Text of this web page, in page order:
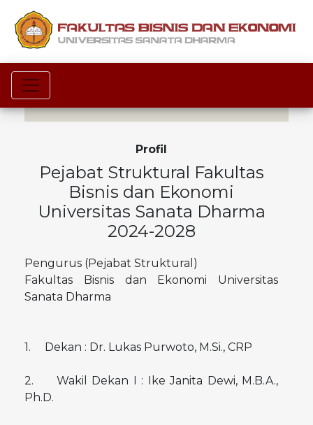
Toggle navigation
Profil
Pejabat Struktural Fakultas
Bisnis dan Ekonomi
Universitas Sanata Dharma
2024-2028
Pengurus (Pejabat Struktural)
Fakultas Bisnis dan Ekonomi Universitas
Sanata Dharma
1. Dekan : Dr. Lukas Purwoto, M.Si., CRP
2. Wakil Dekan I : Ike Janita Dewi, M.B.A.,
Ph.D.